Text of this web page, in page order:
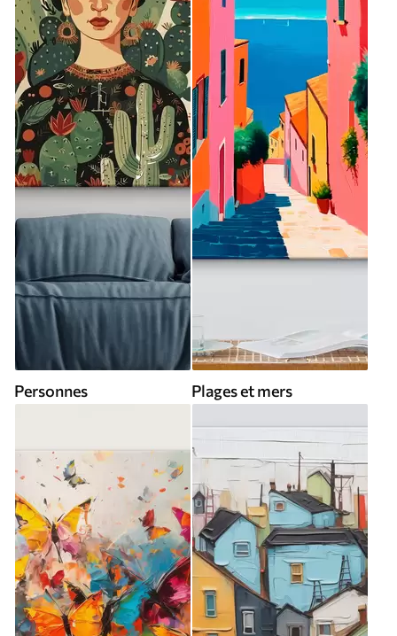
Personnes Plages et mers